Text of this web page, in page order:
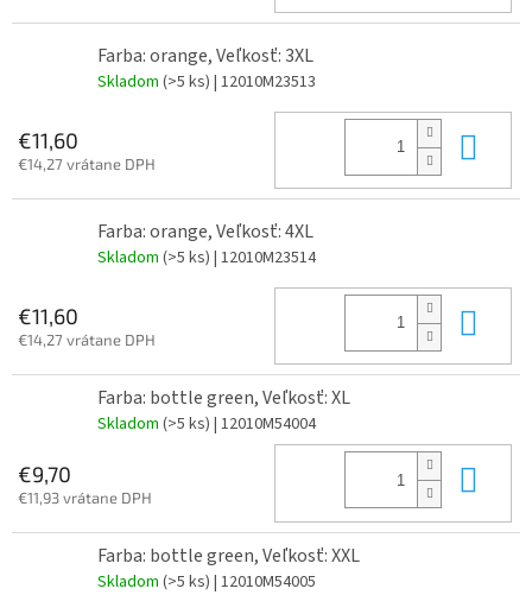
Farba: orange, Veľkosť: 3XL
Skladom (>5 ks) | 12010M23513
€11,60
€14,27 vrátane DPH
Farba: orange, Veľkosť: 4XL
Skladom (>5 ks) | 12010M23514
€11,60
€14,27 vrátane DPH
Farba: bottle green, Veľkosť: XL
Skladom (>5 ks) | 12010M54004
€9,70
€11,93 vrátane DPH
Farba: bottle green, Veľkosť: XXL
Skladom (>5 ks) | 12010M54005